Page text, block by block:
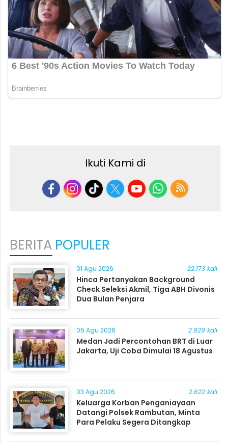
Ikuti Kami di
BERITA POPULER
01 Agu 2026 22.173 kali
Hinca Pertanyakan Background
Check Seleksi Akmil, Tiga ABH Divonis
Dua Bulan Penjara
05 Agu 2026 2.929 kali
Medan Jadi Percontohan BRT di Luar
Jakarta, Uji Coba Dimulai 18 Agustus
03 Agu 2026 2.622 kali
Keluarga Korban Penganiayaan
Datangi Polsek Rambutan, Minta
Para Pelaku Segera Ditangkap